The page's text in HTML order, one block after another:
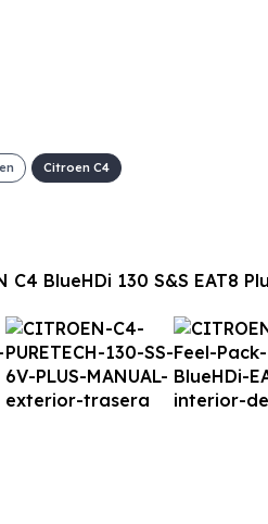
Citroen C4
+ IVA